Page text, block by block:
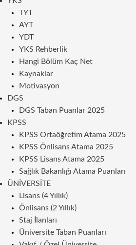
TYT
AYT
YDT
YKS Rehberlik
Hangi Bölüm Kaç Net
Kaynaklar
Motivasyon
DGS
DGS Taban Puanlar 2025
KPSS
KPSS Ortaöğretim Atama 2025
KPSS Önlisans Atama 2025
KPSS Lisans Atama 2025
Sağlık Bakanlığı Atama Puanları
ÜNIVERSITE
Lisans (4 Yıllık)
Önlisans (2 Yıllık)
Staj İlanları
Üniversite Taban Puanları